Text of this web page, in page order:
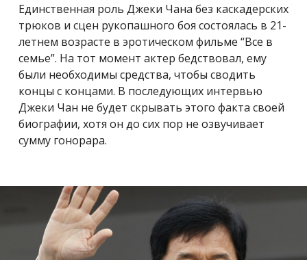
Единственная роль Джеки Чана без каскадерских
трюков и сцен рукопашного боя состоялась в 21-
летнем возрасте в эротическом фильме “Все в
семье”. На тот момент актер бедствовал, ему
были необходимы средства, чтобы сводить
концы с концами. В последующих интервью
Джеки Чан не будет скрывать этого факта своей
биографии, хотя он до сих пор не озвучивает
сумму гонорара.